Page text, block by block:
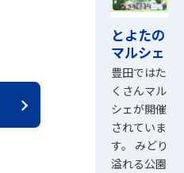
とよたの
マルシェ
豊田ではた
くさんマル
シェが開催
されていま
す。 みどり
溢れる公園